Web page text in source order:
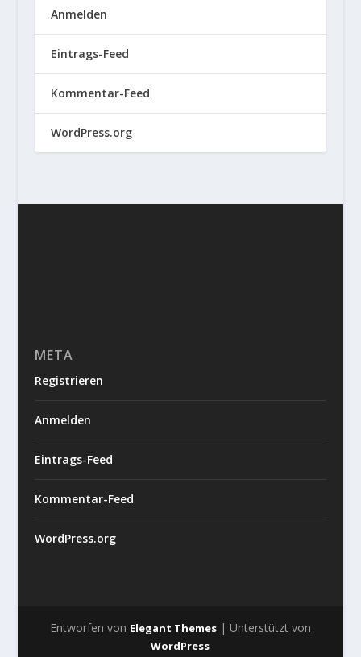
Anmelden
Eintrags-Feed
Kommentar-Feed
WordPress.org
META
Registrieren
Anmelden
Eintrags-Feed
Kommentar-Feed
WordPress.org
Entworfen von Elegant Themes| Unterstützt von
WordPress